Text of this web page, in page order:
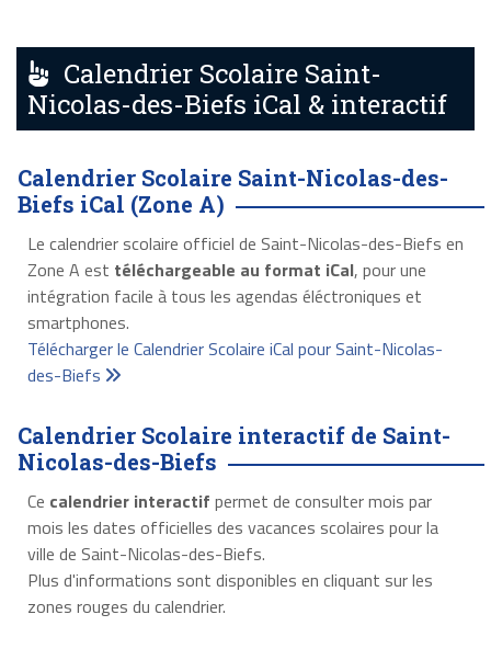
Calendrier Scolaire Saint-
Nicolas-des-Biefs iCal & interactif
Calendrier Scolaire Saint-Nicolas-des-
Biefs iCal (Zone A)
Le calendrier scolaire officiel de Saint-Nicolas-des-Biefs en
Zone A est téléchargeable au format iCal, pour une
intégration facile à tous les agendas éléctroniques et
smartphones.
Télécharger le Calendrier Scolaire iCal pour Saint-Nicolas-
des-Biefs
Calendrier Scolaire interactif de Saint-
Nicolas-des-Biefs
Ce calendrier interactif permet de consulter mois par
mois les dates officielles des vacances scolaires pour la
ville de Saint-Nicolas-des-Biefs.
Plus d'informations sont disponibles en cliquant sur les
zones rouges du calendrier.